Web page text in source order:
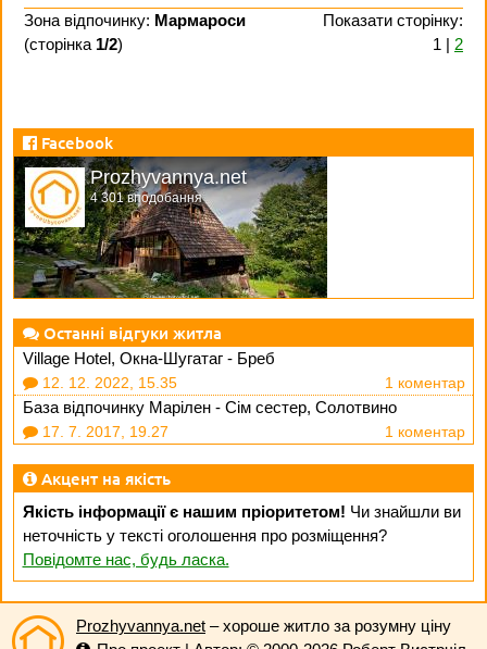
Зона відпочинку: Мармароси
(сторінка 1/2)
Показати сторінку:
1 | 2
Facebook
Prozhyvannya.net
4 301 вподобання
Останні відгуки житла
Village Hotel, Окна-Шугатаг - Бреб
12. 12. 2022, 15.35 1 коментар
База відпочинку Марілен - Сім сестер, Солотвино
17. 7. 2017, 19.27 1 коментар
Акцент на якість
Якість інформації є нашим пріоритетом! Чи знайшли ви
неточність у тексті оголошення про розміщення?
Повідомте нас, будь ласка.
Prozhyvannya.net – хороше житло за розумну ціну